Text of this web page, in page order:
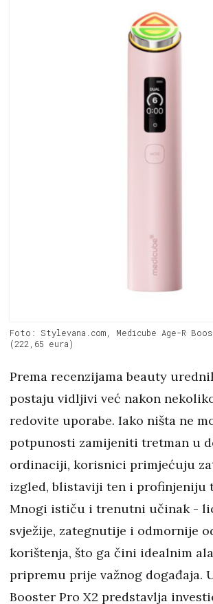
Foto: Stylevana.com, Medicube Age-R
(222,65 eura)
Prema recenzijama beauty
postaju vidljivi već nakon
redovite uporabe. Iako ništa ne
potpunosti zamijeniti tretman u
ordinaciji, korisnici primjećuju
izgled, blistaviji ten i profinjeniju
Mnogi ističu i trenutni učinak -
svježije, zategnutije i odmornije
korištenja, što ga čini idealnim
pripremu prije važnog događaja.
Booster Pro X2 predstavlja